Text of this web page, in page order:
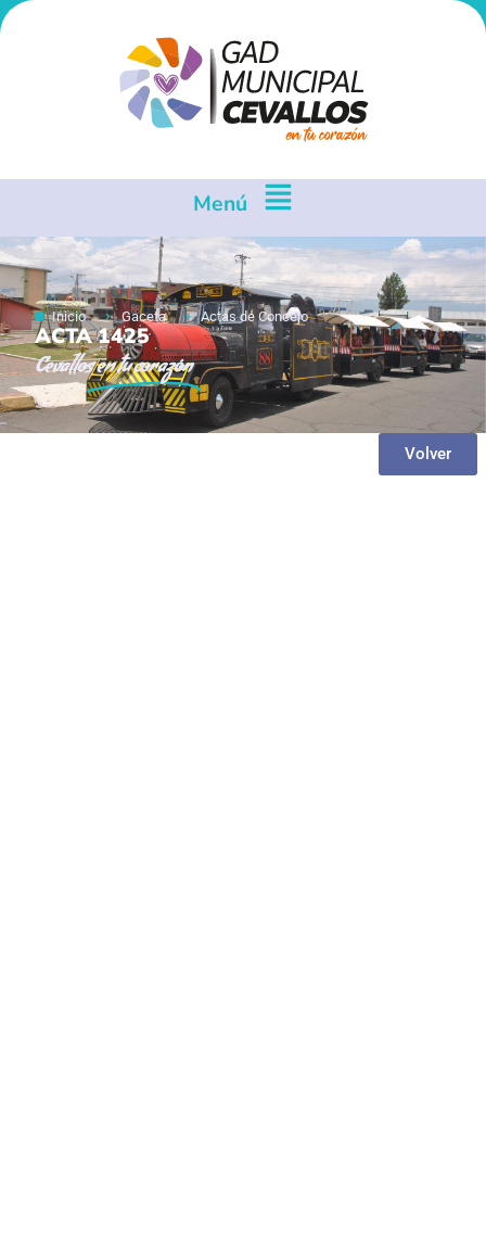
Menú
Inicio Gaceta Actas de Concejo
ACTA 1425
Cevallosen tu corazón
Volver